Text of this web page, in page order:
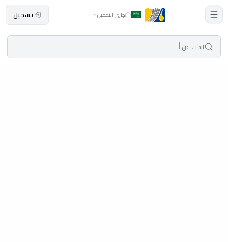
جاري التحميل تسجيل
ابحث عن